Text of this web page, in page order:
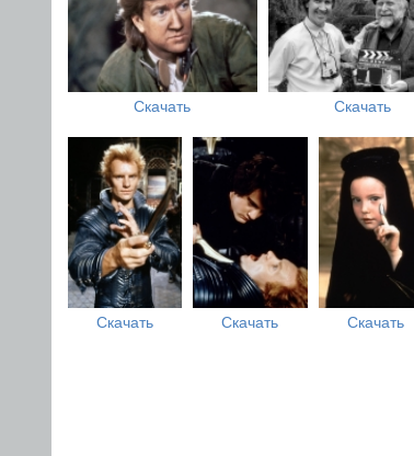
Скачать Скачать
Скачать Скачать Скачать